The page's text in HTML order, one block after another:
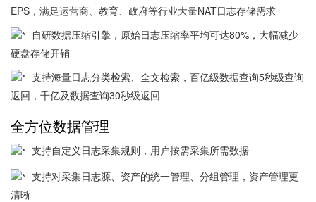
EPS，满足运营商、教育、政府等行业大量NAT日志存储需求
自研数据压缩引擎，原始日志压缩率平均可达80%，大幅减少
硬盘存储开销
支持海量日志分类检索、全文检索，百亿级数据查询5秒级查询
返回，千亿及数据查询30秒级返回
全方位数据管理
支持自定义日志采集规则，用户按需采集所需数据
支持对采集日志源、资产的统一管理、分组管理，资产管理更
清晰